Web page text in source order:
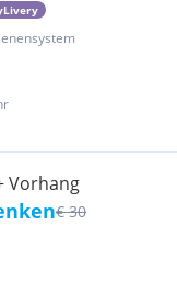
Vorhang
€ 30